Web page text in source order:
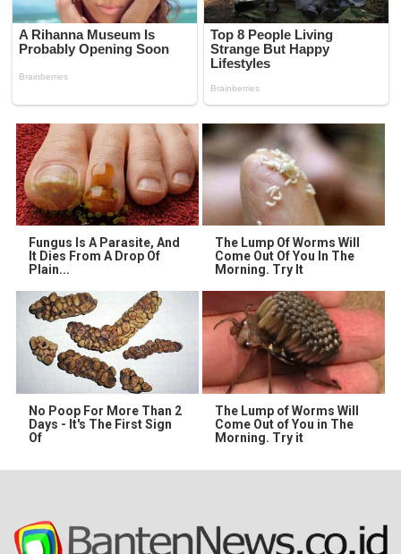
Fungus Is A Parasite, And
It Dies From A Drop Of
Plain...
The Lump Of Worms Will
Come Out Of You In The
Morning. Try It
No Poop For More Than 2
Days - It's The First Sign
Of
The Lump of Worms Will
Come Out of You in The
Morning. Try it